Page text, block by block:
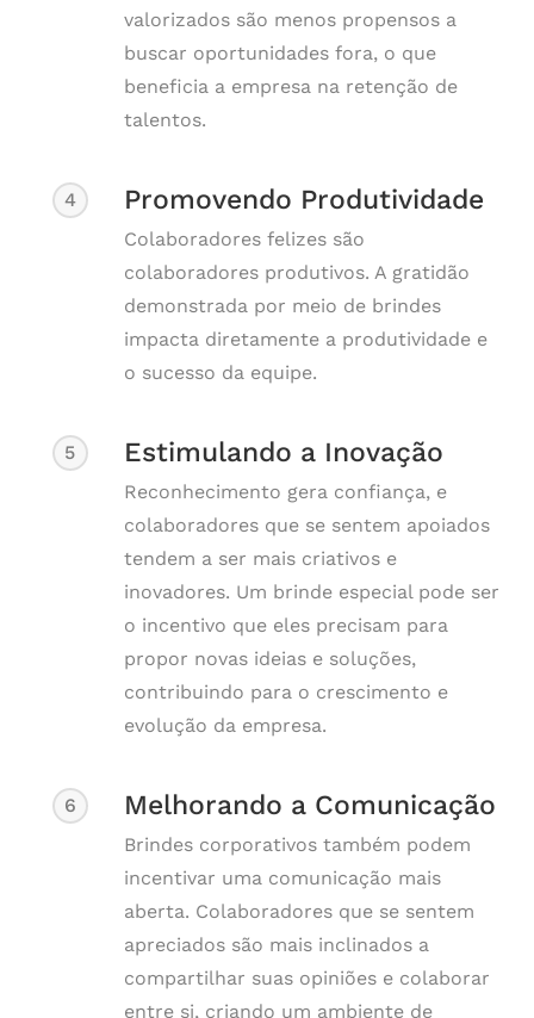
valorizados são menos propensos a
buscar oportunidades fora, o que
beneficia a empresa na retenção de
talentos.
4 Promovendo Produtividade
Colaboradores felizes são
colaboradores produtivos. A gratidão
demonstrada por meio de brindes
impacta diretamente a produtividade e
o sucesso da equipe.
5 Estimulando a Inovação
Reconhecimento gera confiança, e
colaboradores que se sentem apoiados
tendem a ser mais criativos e
inovadores. Um brinde especial pode ser
o incentivo que eles precisam para
propor novas ideias e soluções,
contribuindo para o crescimento e
evolução da empresa.
6 Melhorando a Comunicação
Brindes corporativos também podem
incentivar uma comunicação mais
aberta. Colaboradores que se sentem
apreciados são mais inclinados a
compartilhar suas opiniões e colaborar
entre si, criando um ambiente de